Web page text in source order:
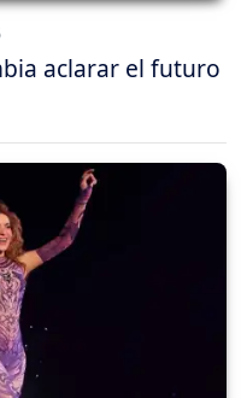
aclarar el futuro